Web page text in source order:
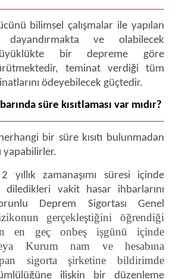
bilimsel çalışmalar ile yapılan
dayandırmakta ve olabilecek
bir depreme göre
teminat verdiği tüm
ödeyebilecek güçtedir.
süre kısıtlaması var mıdır?
bir süre kısıtı bulunmadan
yapabilirler.
2 yıllık zamanaşımı süresi içinde
diledikleri vakit hasar ihbarlarını
Deprem Sigortası Genel
gerçekleştiğini öğrendiği
en geç onbeş işgünü içinde
Kurum nam ve hesabına
sigorta şirketine bildirimde
ilişkin bir düzenleme